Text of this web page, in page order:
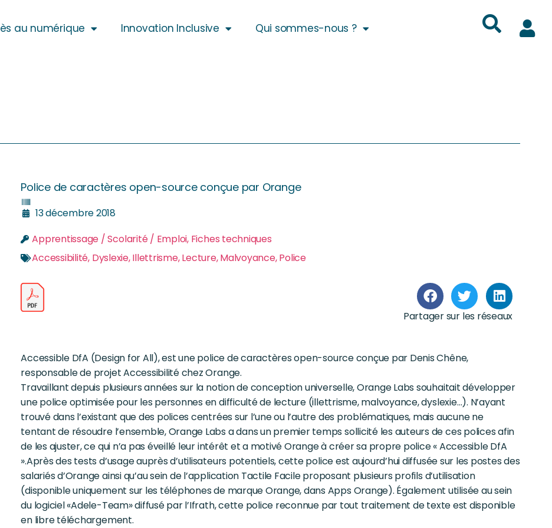
au numérique Innovation Inclusive Qui sommes-nous ?
Police de caractères open-source conçue par Orange
13 décembre 2018
Apprentissage / Scolarité / Emploi, Fiches techniques
Accessibilité, Dyslexie,Illettrisme,Lecture,Malvoyance,Police
Partager sur les réseaux
Accessible DfA (Design for All), est une police de caractères open-source conçue par Denis Chêne,
responsable de projet Accessibilité chez Orange.
Travaillant depuis plusieurs années sur la notion de conception universelle, Orange Labs souhaitait développer
une police optimisée pour les personnes en difficulté de lecture (illettrisme, malvoyance, dyslexie…). N’ayant
trouvé dans l’existant que des polices centrées sur l’une ou l’autre des problématiques, mais aucune ne
tentant de résoudre l’ensemble, Orange Labs a dans un premier temps sollicité les auteurs de ces polices afin
de les ajuster, ce qui n’a pas éveillé leur intérêt et a motivé Orange à créer sa propre police « Accessible DfA
».Après des tests d’usage auprès d’utilisateurs potentiels, cette police est aujourd’hui diffusée sur les postes des
salariés d’Orange ainsi qu’au sein de l’application Tactile Facile proposant plusieurs profils d’utilisation
(disponible uniquement sur les téléphones de marque Orange, dans Apps Orange). Également utilisée au sein
du logiciel «Adele-Team» diffusé par l’Ifrath, cette police reconnue par tout traitement de texte est disponible
en libre téléchargement.